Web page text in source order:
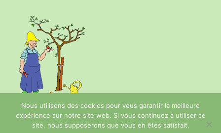
Nous utilisons des cookies pour vous garantir la meilleure
expérience sur notre site web. Si vous continuez à utiliser ce
site, nous supposerons que vous en êtes satisfait.